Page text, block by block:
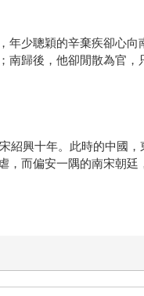
聰穎的辛棄疾卻心向
南歸後，他卻閒散為官
興十年。此時的中國，
而偏安一隅的南宋朝廷
年）四月，在金太
大國的君主，竟至淪為
原本屬於北宋的領土
縣城裡呱呱墜地了。